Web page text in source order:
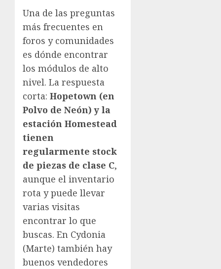
Una de las preguntas
más frecuentes en
foros y comunidades
es dónde encontrar
los módulos de alto
nivel. La respuesta
corta: Hopetown (en
Polvo de Neón) y la
estación Homestead
tienen
regularmente stock
de piezas de clase C,
aunque el inventario
rota y puede llevar
varias visitas
encontrar lo que
buscas. En Cydonia
(Marte) también hay
buenos vendedores